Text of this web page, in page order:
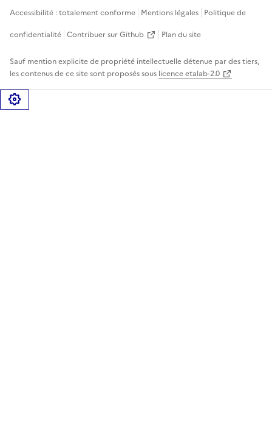
Accessibilité : totalement conforme Mentions légales Politique de
confidentialité Contribuer sur Github Plan du site
Sauf mention explicite de propriété intellectuelle détenue par des tiers,
les contenus de ce site sont proposés sous licence etalab-2.0
Gérer les cookies